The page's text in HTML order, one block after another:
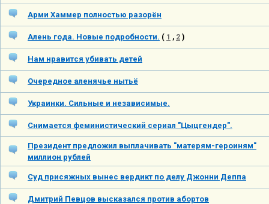
Арми Хаммер полностью разорён
Алень года. Новые подробности. ( 1 , 2 )
Нам нравится убивать детей
Очередное аленячье нытьё
Украинки. Сильные и независимые.
Снимается феминистический сериал "Цыцгендер".
Президент предложил выплачивать "матерям-героиням"
миллион рублей
Суд присяжных вынес вердикт по делу Джонни Деппа
Дмитрий Певцов высказался против абортов